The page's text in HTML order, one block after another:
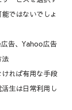
ではないでしょ
告、Yahoo広告
法
れば有用な手段
生は日常利用し